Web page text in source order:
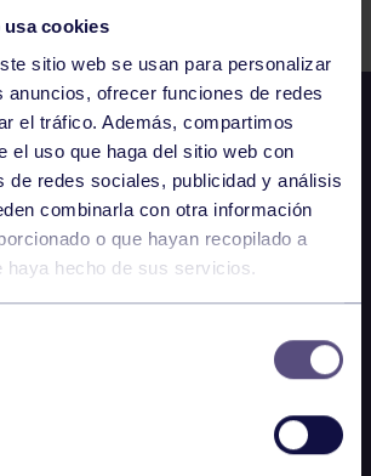
usa cookies
sitio web se usan para personalizar
anuncios, ofrecer funciones de redes
el tráfico. Además, compartimos
el uso que haga del sitio web con
de redes sociales, publicidad y análisis
combinarla con otra información
o que hayan recopilado a
haya hecho de sus servicios.